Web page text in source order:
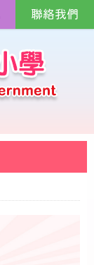
聯絡我們